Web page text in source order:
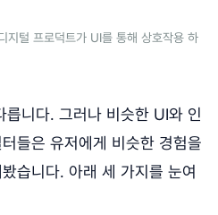
털 프로덕트가 UI를 통해 상호작용 하
니다. 그러나 비슷한 UI와 인
들은 유저에게 비슷한 경험을
습니다. 아래 세 가지를 눈여